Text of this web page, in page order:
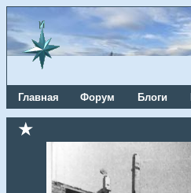
Главная Форум Блоги
★